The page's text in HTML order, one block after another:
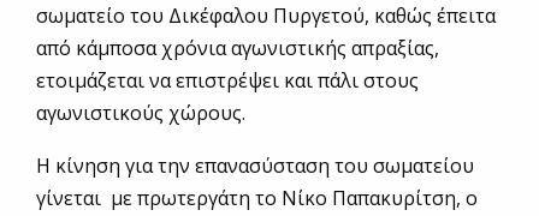
σωματείο του Δικέφαλου Πυργετού, καθώς έπειτα
από κάμποσα χρόνια αγωνιστικής απραξίας,
ετοιμάζεται να επιστρέψει και πάλι στους
αγωνιστικούς χώρους.
Η κίνηση για την επανασύσταση του σωματείου
γίνεται με πρωτεργάτη το Νίκο Παπακυρίτση, ο